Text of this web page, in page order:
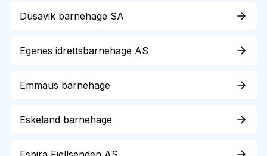
Dusavik barnehage SA
Egenes idrettsbarnehage AS
Emmaus barnehage
Eskeland barnehage